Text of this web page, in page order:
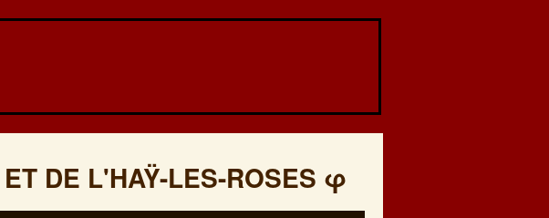
DE L'HAŸ-LES-ROSES φ